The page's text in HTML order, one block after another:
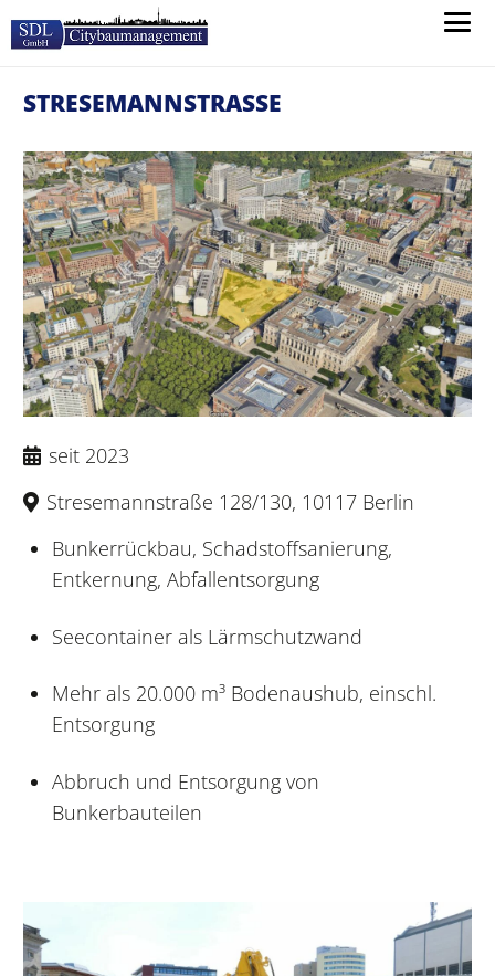
STRESEMANNSTRASSE
seit 2023
Stresemannstraße 128/130, 10117 Berlin
Bunkerrückbau, Schadstoffsanierung,
Entkernung, Abfallentsorgung
Seecontainer als Lärmschutzwand
Mehr als 20.000 m³ Bodenaushub, einschl.
Entsorgung
Abbruch und Entsorgung von
Bunkerbauteilen